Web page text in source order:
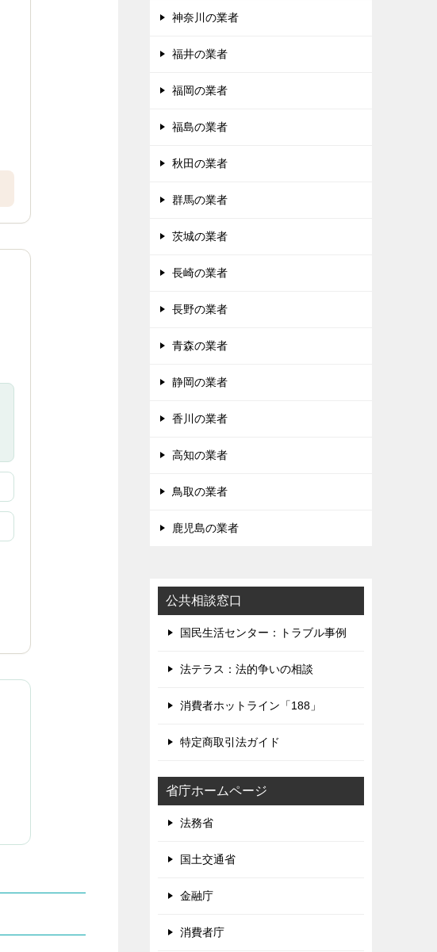
神奈川の業者
福井の業者
福岡の業者
福島の業者
秋田の業者
群馬の業者
茨城の業者
長崎の業者
長野の業者
青森の業者
静岡の業者
香川の業者
高知の業者
鳥取の業者
鹿児島の業者
公共相談窓口
国民生活センター：トラブル事例
法テラス：法的争いの相談
消費者ホットライン「188」
特定商取引法ガイド
省庁ホームページ
法務省
国土交通省
金融庁
消費者庁